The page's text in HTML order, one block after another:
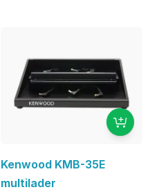
Kenwood KMB-35E
multilader